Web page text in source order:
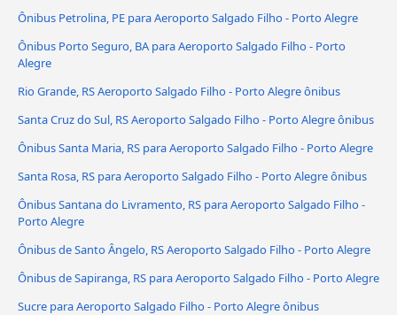
Ônibus Petrolina, PE para Aeroporto Salgado Filho - Porto Alegre
Ônibus Porto Seguro, BA para Aeroporto Salgado Filho - Porto
Alegre
Rio Grande, RS Aeroporto Salgado Filho - Porto Alegre ônibus
Santa Cruz do Sul, RS Aeroporto Salgado Filho - Porto Alegre ônibus
Ônibus Santa Maria, RS para Aeroporto Salgado Filho - Porto Alegre
Santa Rosa, RS para Aeroporto Salgado Filho - Porto Alegre ônibus
Ônibus Santana do Livramento, RS para Aeroporto Salgado Filho -
Porto Alegre
Ônibus de Santo Ângelo, RS Aeroporto Salgado Filho - Porto Alegre
Ônibus de Sapiranga, RS para Aeroporto Salgado Filho - Porto Alegre
Sucre para Aeroporto Salgado Filho - Porto Alegre ônibus